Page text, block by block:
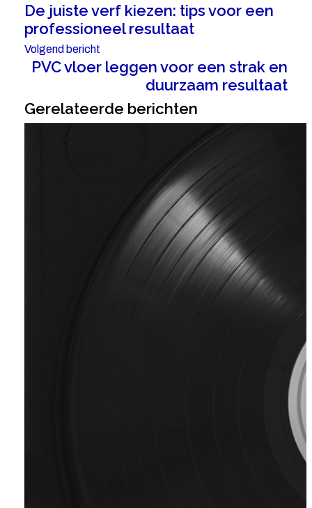
De juiste verf kiezen: tips voor een
professioneel resultaat
Volgend bericht
PVC vloer leggen voor een strak en
duurzaam resultaat
Gerelateerde berichten